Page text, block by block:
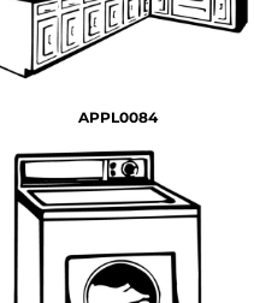
APPL0084